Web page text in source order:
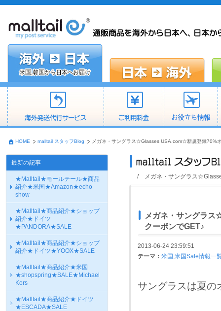
HOME malltail スタッフBlog メガネ・サングラス☆Glasses USA.com☆新規登録70%
最新の記事
★Malltail★モールテール★商品
紹介★米国★Amazon★echo
show
★Malltail★商品紹介★ショップ
紹介★ドイツ
★PANDORA★SALE
★Malltail★商品紹介★ショップ
紹介★ドイツ★YOOX★SALE
★Malltail★商品紹介★米国
★shopspring★SALE★Michael
Kors
★Malltail★商品紹介★ドイツ
★ESCADA★SALE
/ メガネ・サングラス
メガネ・サングラ
クーポンでGET♪
2013-06-24 23:59:51
テーマ： 米国 ,米国Sale情報一
サングラスは夏の